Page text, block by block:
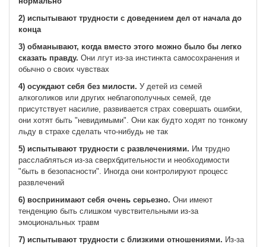
2) испытывают трудности с доведением дел от начала до
конца
3) обманывают, когда вместо этого можно было бы легко
сказать правду. Они лгут из-за инстинкта самосохранения и
обычно о своих чувствах
4) осуждают себя без милости. У детей из семей
алкоголиков или других неблагополучных семей, где
присутствует насилие, развивается страх совершать ошибки,
они хотят быть "невидимыми". Они как будто ходят по тонкому
льду в страхе сделать что-нибудь не так
5) испытывают трудности с развлечениями. Им трудно
расслабляться из-за сверхбдительности и необходимости
"быть в безопасности". Иногда они контролируют процесс
развлечений
6) воспринимают себя очень серьезно. Они имеют
тенденцию быть слишком чувствительными из-за
эмоциональных травм
7) испытывают трудности с близкими отношениями. Из-за